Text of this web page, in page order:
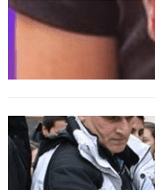
BOSNIEN
durch
SPORT